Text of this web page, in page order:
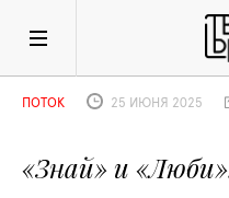
«Знай» и «Люби»
ПОТОК 25 ИЮНЯ 2025